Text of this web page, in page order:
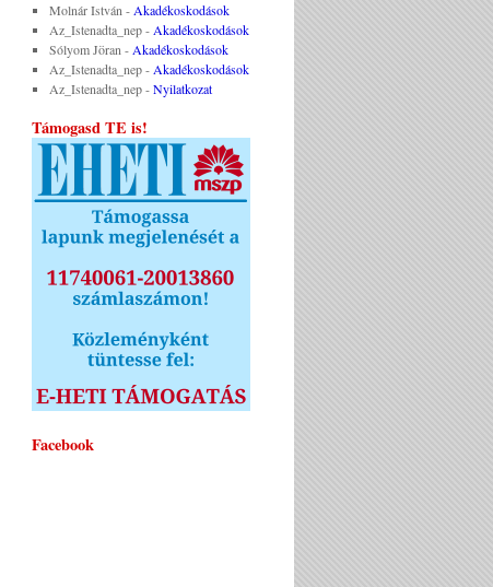
Molnár István - Akadékoskodások
Az_Istenadta_nep- Akadékoskodások
Sólyom Jöran - Akadékoskodások
Az_Istenadta_nep- Akadékoskodások
Az_Istenadta_nep-Nyilatkozat
Támogasd TE is!
Facebook